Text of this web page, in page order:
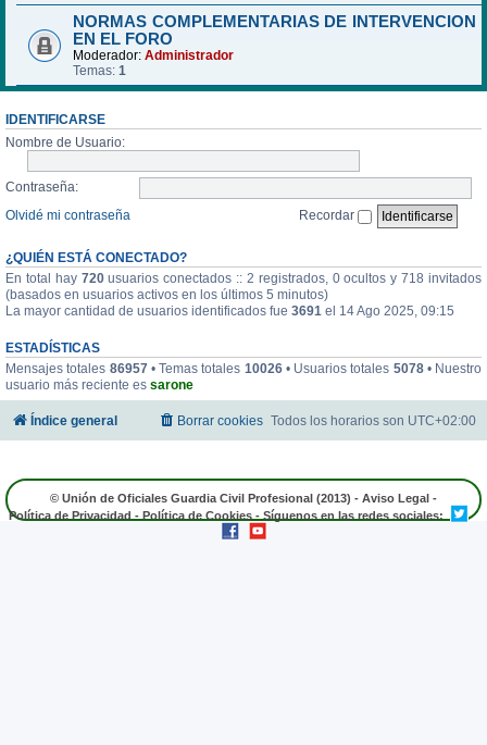
NORMAS COMPLEMENTARIAS DE INTERVENCION
EN EL FORO
Moderador: Administrador
Temas: 1
IDENTIFICARSE
Nombre de Usuario:
Contraseña:
Olvidé mi contraseña
Recordar
¿QUIÉN ESTÁ CONECTADO?
En total hay 720usuarios conectados :: 2 registrados, 0 ocultos y 718 invitados
(basados en usuarios activos en los últimos 5 minutos)
La mayor cantidad de usuarios identificados fue 3691 el 14 Ago 2025, 09:15
ESTADÍSTICAS
Mensajes totales 86957• Temas totales 10026• Usuarios totales 5078• Nuestro
usuario más reciente es sarone
Índice general Todos los horarios son UTC+02:00
Borrar cookies
© Unión de Oficiales Guardia Civil Profesional (2013) - Aviso Legal -
Política de Privacidad - Política de Cookies - Síguenos en las redes sociales: